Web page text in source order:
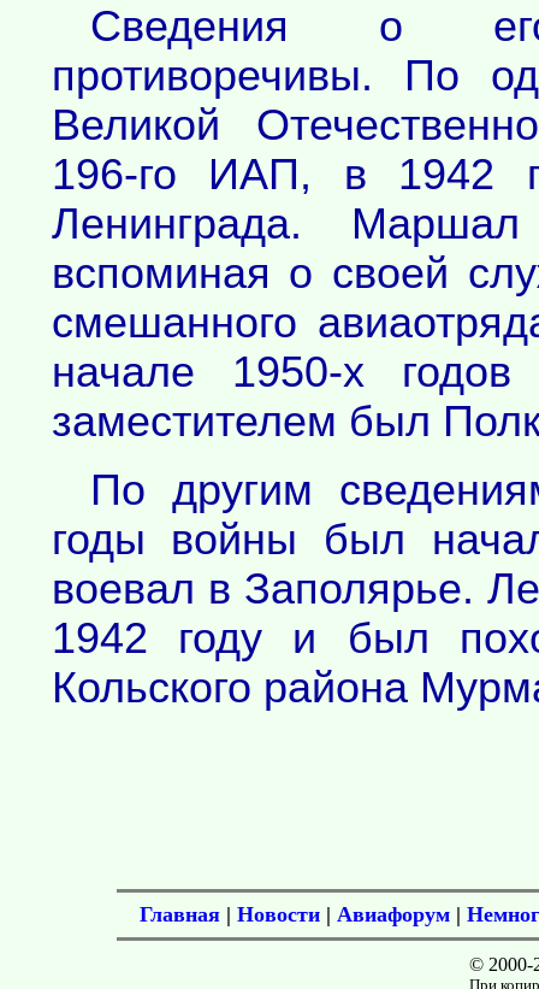
Сведения о
противоречивы. По
Великой
196-го ИАП, в 1942
Ленинграда.
вспоминая о своей
смешанного
начале 1950-х
заместителем был
По другим
годы войны был
воевал в Заполярье.
1942 году и был
Кольского района
Главная | Новости | Авиафорум |
© 2000-
При